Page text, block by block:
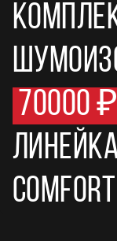
70000
Comfort